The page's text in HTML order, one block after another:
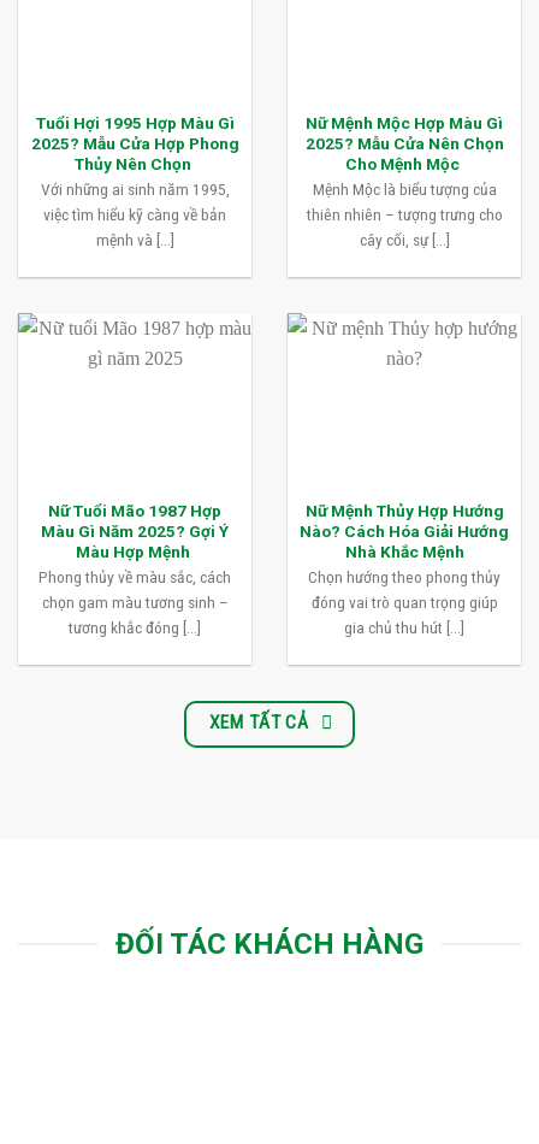
Tuổi Hợi 1995 Hợp Màu Gì
2025? Mẫu Cửa Hợp Phong
Thủy Nên Chọn
Với những ai sinh năm 1995,
việc tìm hiểu kỹ càng về bản
mệnh và [...]
Nữ Mệnh Mộc Hợp Màu Gì
2025? Mẫu Cửa Nên Chọn
Cho Mệnh Mộc
Mệnh Mộc là biểu tượng của
thiên nhiên – tượng trưng cho
cây cối, sự [...]
Nữ Tuổi Mão 1987 Hợp
Màu Gì Năm 2025? Gợi Ý
Màu Hợp Mệnh
Phong thủy về màu sắc, cách
chọn gam màu tương sinh –
tương khắc đóng [...]
Nữ Mệnh Thủy Hợp Hướng
Nào? Cách Hóa Giải Hướng
Nhà Khắc Mệnh
Chọn hướng theo phong thủy
đóng vai trò quan trọng giúp
gia chủ thu hút [...]
XEM TẤT CẢ
ĐỐI TÁC KHÁCH HÀNG